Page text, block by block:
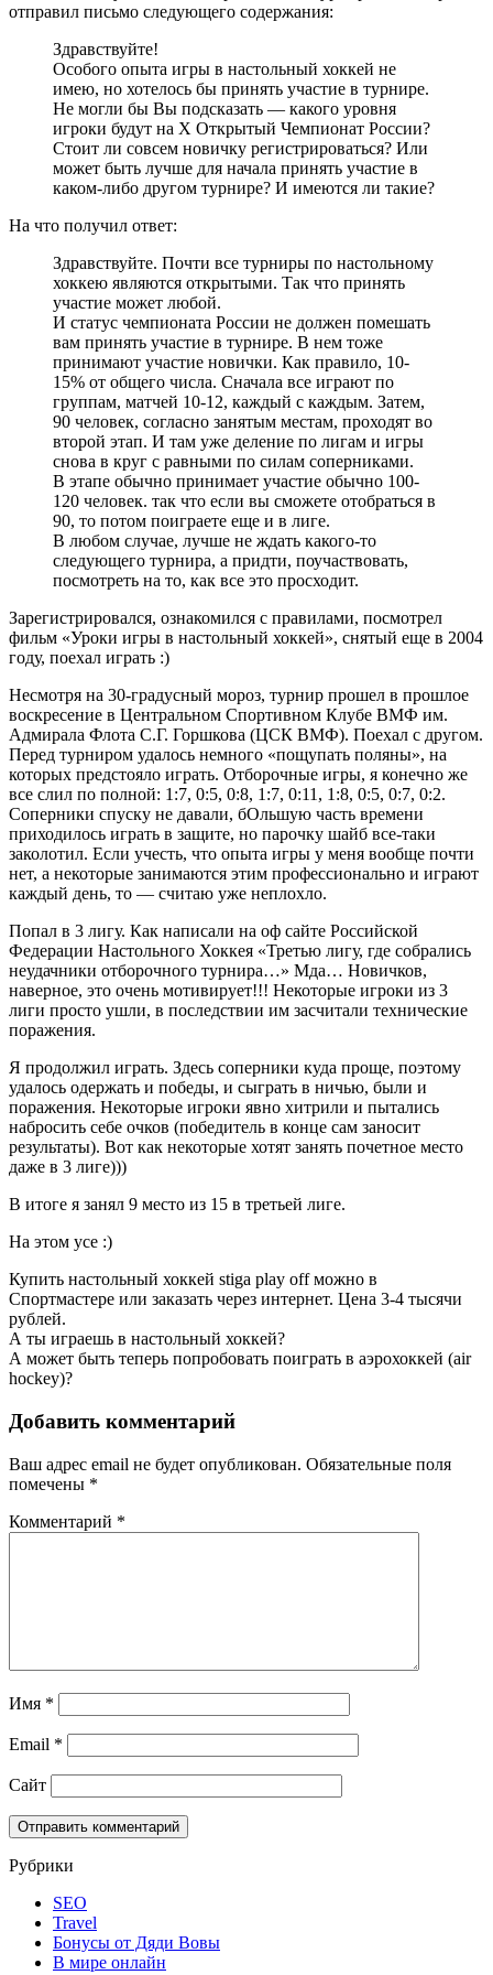
отправил письмо следующего содержания:
Здравствуйте!
Особого опыта игры в настольный хоккей не
имею, но хотелось бы принять участие в турнире.
Не могли бы Вы подсказать — какого уровня
игроки будут на X Открытый Чемпионат России?
Стоит ли совсем новичку регистрироваться? Или
может быть лучше для начала принять участие в
каком-либо другом турнире? И имеются ли такие?
На что получил ответ:
Здравствуйте. Почти все турниры по настольному
хоккею являются открытыми. Так что принять
участие может любой.
И статус чемпионата России не должен помешать
вам принять участие в турнире. В нем тоже
принимают участие новички. Как правило, 10-
15% от общего числа. Сначала все играют по
группам, матчей 10-12, каждый с каждым. Затем,
90 человек, согласно занятым местам, проходят во
второй этап. И там уже деление по лигам и игры
снова в круг с равными по силам соперниками.
В этапе обычно принимает участие обычно 100-
120 человек. так что если вы сможете отобраться в
90, то потом поиграете еще и в лиге.
В любом случае, лучше не ждать какого-то
следующего турнира, а придти, поучаствовать,
посмотреть на то, как все это просходит.
Зарегистрировался, ознакомился с правилами, посмотрел
фильм «Уроки игры в настольный хоккей», снятый еще в 2004
году, поехал играть :)
Несмотря на 30-градусный мороз, турнир прошел в прошлое
воскресение в Центральном Спортивном Клубе ВМФ им.
Адмирала Флота С.Г. Горшкова (ЦСК ВМФ). Поехал с другом.
Перед турниром удалось немного «пощупать поляны», на
которых предстояло играть. Отборочные игры, я конечно же
все слил по полной: 1:7, 0:5, 0:8, 1:7, 0:11, 1:8, 0:5, 0:7, 0:2.
Соперники спуску не давали, бОльшую часть времени
приходилось играть в защите, но парочку шайб все-таки
заколотил. Если учесть, что опыта игры у меня вообще почти
нет, а некоторые занимаются этим профессионально и играют
каждый день, то — считаю уже неплохло.
Попал в 3 лигу. Как написали на оф сайте Российской
Федерации Настольного Хоккея «Третью лигу, где собрались
неудачники отборочного турнира…» Мда… Новичков,
наверное, это очень мотивирует!!! Некоторые игроки из 3
лиги просто ушли, в последствии им засчитали технические
поражения.
Я продолжил играть. Здесь соперники куда проще, поэтому
удалось одержать и победы, и сыграть в ничью, были и
поражения. Некоторые игроки явно хитрили и пытались
набросить себе очков (победитель в конце сам заносит
результаты). Вот как некоторые хотят занять почетное место
даже в 3 лиге)))
В итоге я занял 9 место из 15 в третьей лиге.
На этом усе :)
Купить настольный хоккей stiga play off можно в
Спортмастере или заказать через интернет. Цена 3-4 тысячи
рублей.
А ты играешь в настольный хоккей?
А может быть теперь попробовать поиграть в аэрохоккей (air
hockey)?
Добавить комментарий
Ваш адрес email не будет опубликован. Обязательные поля
помечены *
Комментарий *
Имя *
Email *
Сайт
Рубрики
SEO
Travel
Бонусы от Дяди Вовы
В мире онлайн